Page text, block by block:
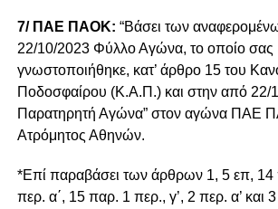
7/ ΠΑΕ ΠΑΟΚ: “Βάσει των
22/10/2023 Φύλλο Αγώνα, το οποίο σας
γνωστοποιήθηκε, κατ’ άρθρο 15 του
Ποδοσφαίρου (Κ.Α.Π.) και στην από 22/
Παρατηρητή Αγώνα” στον αγώνα ΠΑΕ
Ατρόμητος Αθηνών.
*Επί παραβάσει των άρθρων 1, 5 επ, 14
περ. α΄, 15 παρ. 1 περ., γ’, 2 περ. α’ και 3